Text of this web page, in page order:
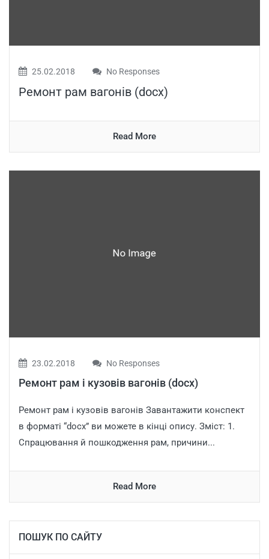
25.02.2018 No Responses
Ремонт рам вагонів (docx)
Read More
23.02.2018 No Responses
Ремонт рам і кузовів вагонів (docx)
Ремонт рам і кузовів вагонів Завантажити конспект
в форматі “docx” ви можете в кінці опису. Зміст: 1.
Спрацювання й пошкодження рам, причини...
Read More
ПОШУК ПО САЙТУ